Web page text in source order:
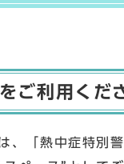
ご利用くだ
、「熱中症特別